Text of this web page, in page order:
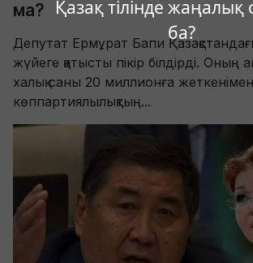
Қазақ тілінде жаңалық
ба?
ма?
Депутат Ермұрат Бапи
жүйеге қатысты пікір білдірді.
халық саны 20 миллионға
көппартиялылықтың...